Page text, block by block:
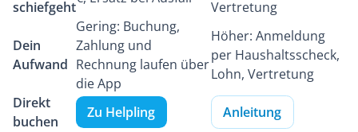
schiefgeht
Vertretung
Dein
Aufwand
Gering: Buchung,
Zahlung und
Rechnung laufen über
die App
Höher: Anmeldung
per Haushaltsscheck,
Lohn, Vertretung
Direkt
buchen
Zu Helpling Anleitung